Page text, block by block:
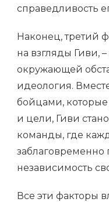
справедливость
Наконец, третий
на взгляды Гиви,
окружающей
идеология.
бойцами,
и цели, Гиви
команды, где
заблаговременно
независимость
Все эти факторы